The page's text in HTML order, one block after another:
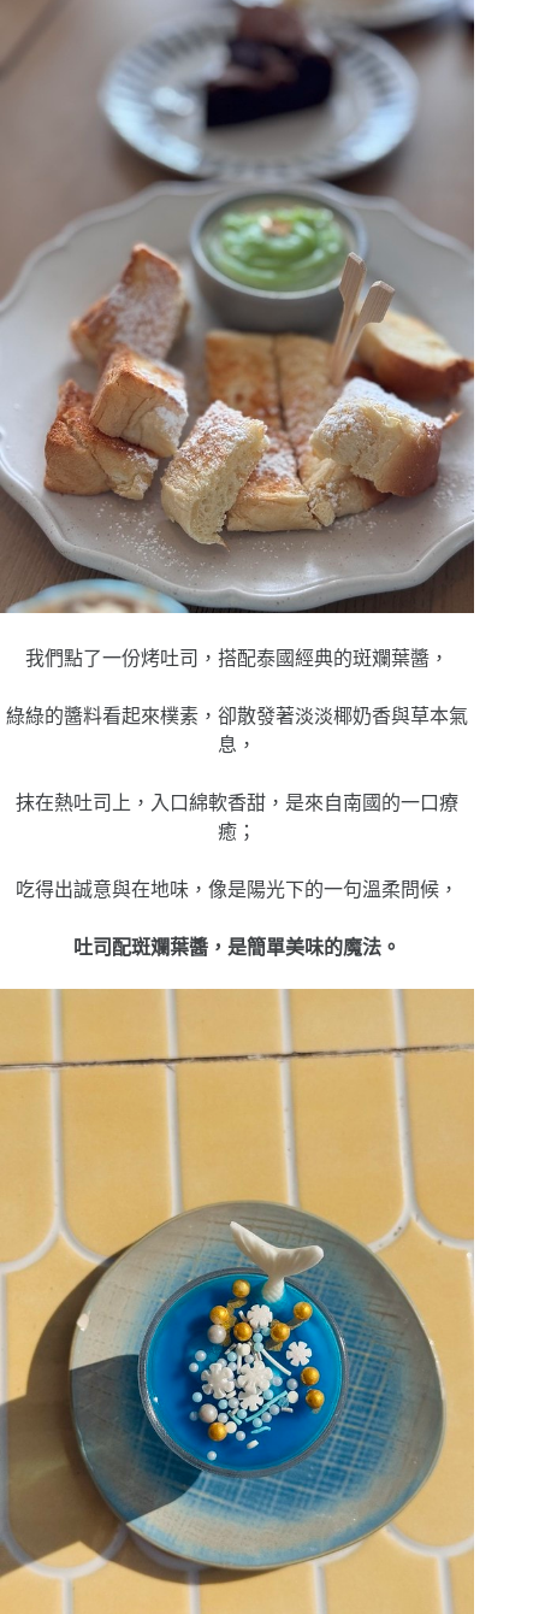
我們點了一份烤吐司，搭配泰國經典的斑斕葉醬，
綠綠的醬料看起來樸素，卻散發著淡淡椰奶香與草本氣
息，
抹在熱吐司上，入口綿軟香甜，是來自南國的一口療
癒；
吃得出誠意與在地味，像是陽光下的一句溫柔問候，
吐司配斑斕葉醬，是簡單美味的魔法。